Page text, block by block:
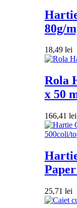
80g/
18,49 lei
Rola
x 50
166,41 lei
25,71 lei